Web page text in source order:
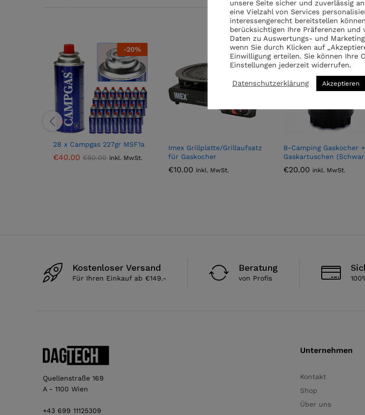
-20%
28 x Campgas 227gr MSF1a
€40.00 €50.00 inkl. MwSt.
Imex Grillplatte/Grillaufsatz
für Gaskocher
€10.00 inkl. MwSt.
Hot
B-Camping Gaskocher
Gaskartuschen
€20.00 inkl. MwSt.
Kostenloser Versand
Für Ihren Einkauf ab €149.-
Beratung
von Profis
Quellenstraße 169
A - 1100 Wien
+43 699 11125309
Unternehmen
Kontakt
Shop
Über uns
unsere Seite sicher und zuverlässig
eine Vielzahl von Services
interessengerecht bereitstellen
berücksichtigen Ihre Präferenzen und
Daten zu Auswertungs- und
wenn Sie durch Klicken auf
Einwilligung erteilen. Sie können Ihre
Einstellungen jederzeit widerrufen.
Datenschutzerklärung Akzeptieren